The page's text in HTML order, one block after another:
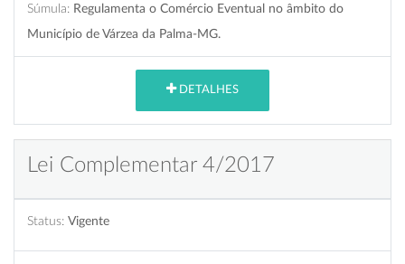
Súmula: Regulamenta o Comércio Eventual no âmbito do
Município de Várzea da Palma-MG.
DETALHES
Lei Complementar 4/2017
Status: Vigente